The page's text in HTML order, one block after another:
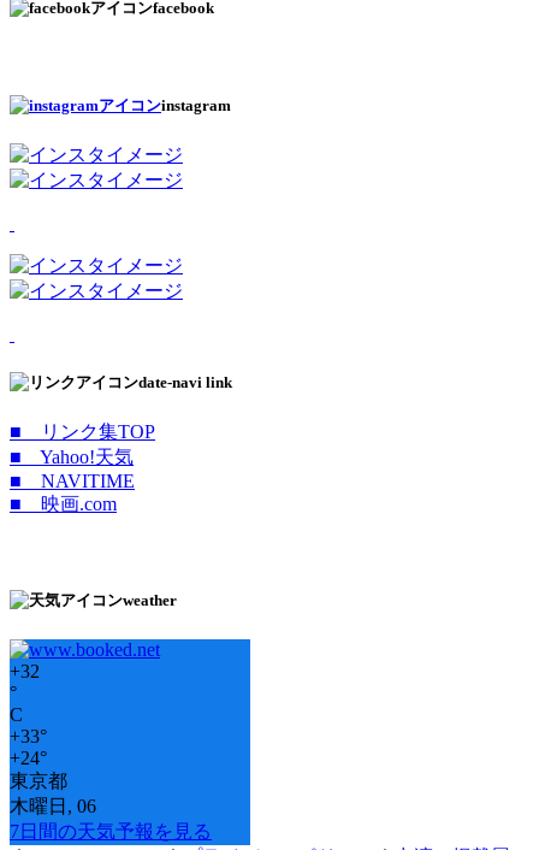
facebook
instagram
date-navi link
■ リンク集TOP
■ Yahoo!天気
■ NAVITIME
■ 映画.com
weather
+32
°
C
+33°
+24°
東京都
木曜日, 06
7日間の天気予報を見る